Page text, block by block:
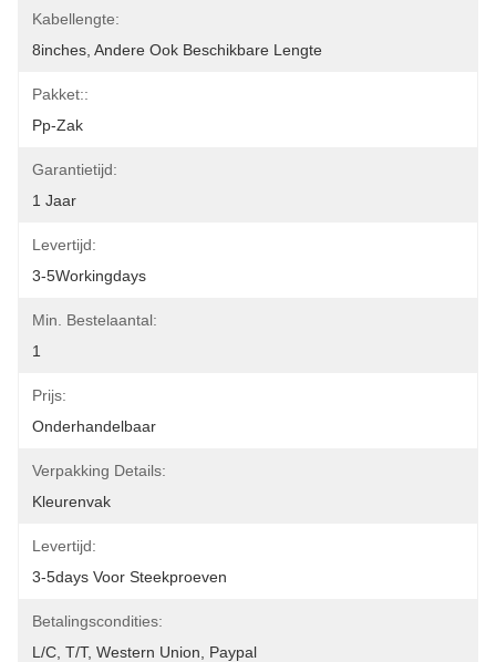
Kabellengte:
8inches, Andere Ook Beschikbare Lengte
Pakket::
Pp-Zak
Garantietijd:
1 Jaar
Levertijd:
3-5Workingdays
Min. Bestelaantal:
1
Prijs:
Onderhandelbaar
Verpakking Details:
Kleurenvak
Levertijd:
3-5days Voor Steekproeven
Betalingscondities:
L/C, T/T, Western Union, Paypal